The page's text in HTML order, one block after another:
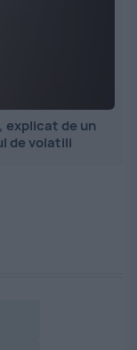
explicat de un
de volatili